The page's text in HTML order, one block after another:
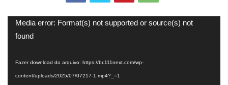
Tocador
de
Media error: Format(s) not supported or source(s) not
found
Fazer download do arquivo: https://br.111next.com/wp-
content/uploads/2025/07/07217-1.mp4?_=1